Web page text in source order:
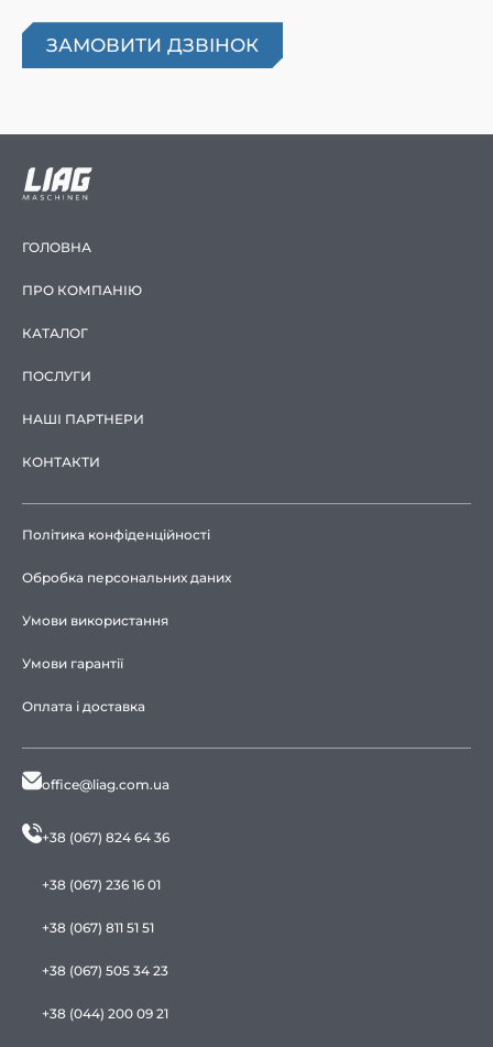
ГОЛОВНА
ПРО КОМПАНІЮ
КАТАЛОГ
ПОСЛУГИ
НАШІ ПАРТНЕРИ
КОНТАКТИ
Політика конфіденційності
Обробка персональних даних
Умови використання
Умови гарантії
Оплата і доставка
office@liag.com.ua
+38 (067) 824 64 36
+38 (067) 236 16 01
+38 (067) 811 51 51
+38 (067) 505 34 23
+38 (044) 200 09 21